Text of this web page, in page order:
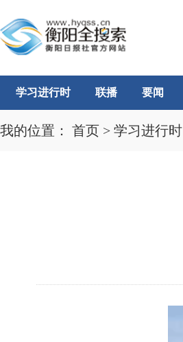
学习进行时 联播 要闻
我的位置： 首页 > 学习进行时